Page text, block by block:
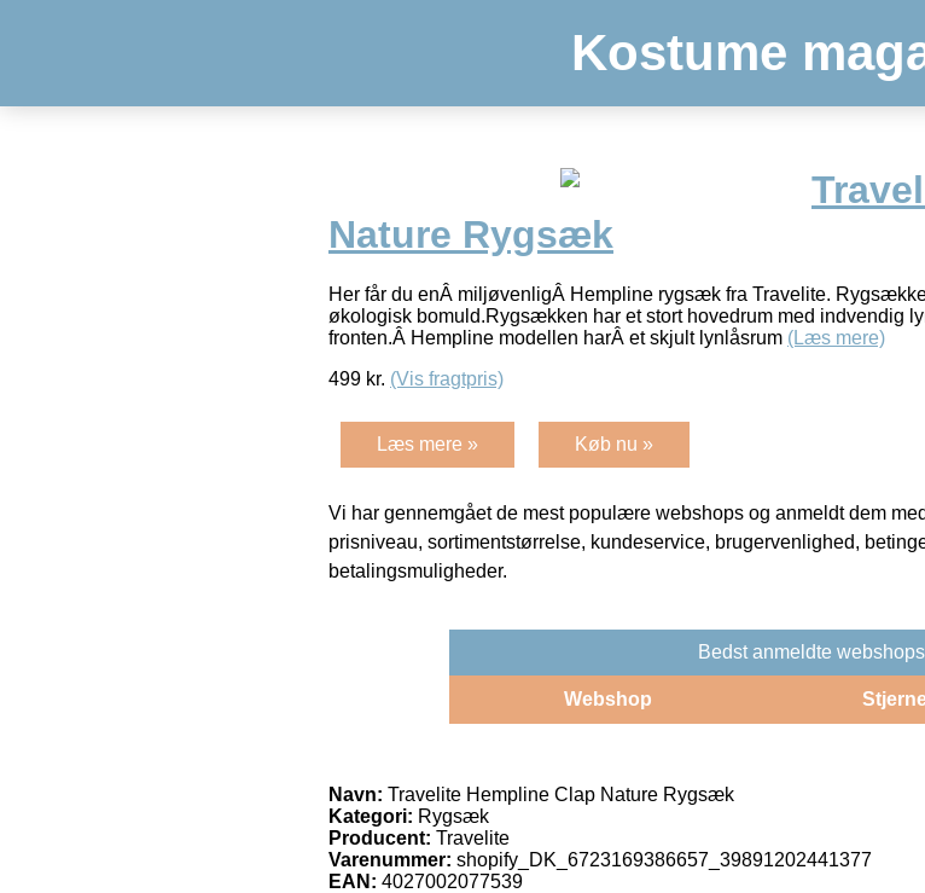
Kostume
Nature Rygsæk
Her får du enÂ miljøvenligÂ Hempline rygsæk fra Travelite.
økologisk bomuld.Rygsækken har et stort hovedrum med indvendig
fronten.Â Hempline modellen harÂ et skjult lynlåsrum (Læs mere)
499 kr. (Vis fragtpris)
Læs mere » Køb nu »
Vi har gennemgået de mest populære webshops og anmeldt dem
prisniveau, sortimentstørrelse, kundeservice, brugervenlighed,
betalingsmuligheder.
Bedst anmeldte webshops
Webshop
Navn: Travelite Hempline Clap Nature Rygsæk
Kategori: Rygsæk
Producent: Travelite
Varenummer: shopify_DK_6723169386657_39891202441377
EAN: 4027002077539